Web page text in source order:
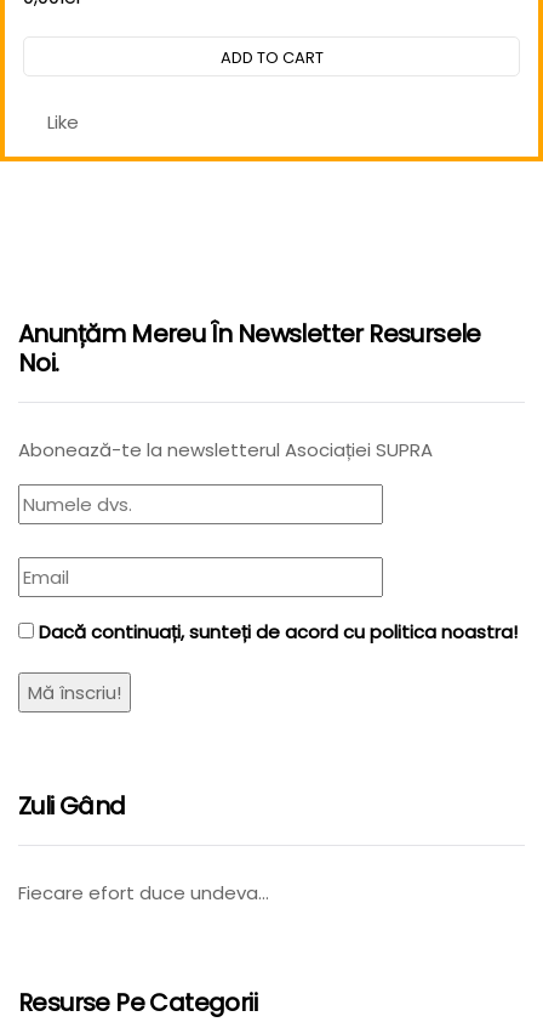
5
ADD TO CART
Like
Anunțăm Mereu În Newsletter Resursele
Noi.
Abonează-te la newsletterul Asociației SUPRA
Dacă continuați, sunteți de acord cu politica noastra!
Zuli Gând
Fiecare efort duce undeva…
Resurse Pe Categorii